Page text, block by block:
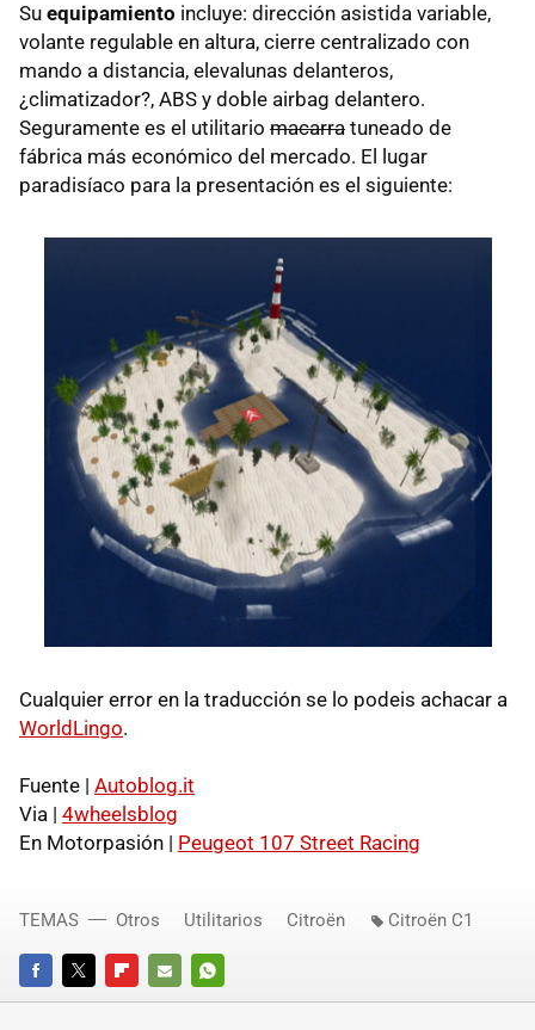
Su equipamiento incluye: dirección asistida variable,
volante regulable en altura, cierre centralizado con
mando a distancia, elevalunas delanteros,
¿climatizador?, ABS y doble airbag delantero.
Seguramente es el utilitario macarra tuneado de
fábrica más económico del mercado. El lugar
paradisíaco para la presentación es el siguiente:
Cualquier error en la traducción se lo podeis achacar a
WorldLingo.
Fuente | Autoblog.it
Via | 4wheelsblog
En Motorpasión | Peugeot 107 Street Racing
FACEBOOKTWITTERFLIPBOARD
E-
WHATSAPP
TEMAS Otros Utilitarios Citroën Citroën C1